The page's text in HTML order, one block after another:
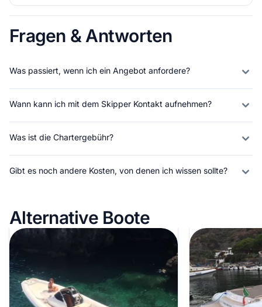
Fragen & Antworten
Was passiert, wenn ich ein Angebot anfordere?
Wann kann ich mit dem Skipper Kontakt aufnehmen?
Was ist die Chartergebühr?
Gibt es noch andere Kosten, von denen ich wissen sollte?
Alternative Boote